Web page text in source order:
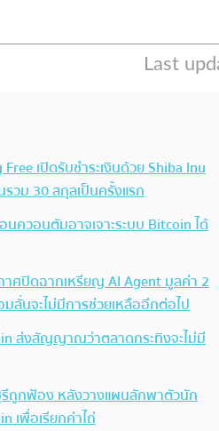
เปิดรับชำระเงินด้วย Shiba Inu
รวม 30 สกุลเป็นครั้งแรก
นควอนตัมอาจเจาะระบบ Bitcoin ได้
ศปิดฉากเหรียญ AI Agent มูลค่า 2
ลั่นจะไม่มีการช่วยเหลืออีกต่อไป
ส่งสัญญาณว่าตลาดกระทิงจะไม่มี
ถูกฟ้อง หลังวางแผนลักพาตัวนัก
เพื่อเรียกค่าไถ่